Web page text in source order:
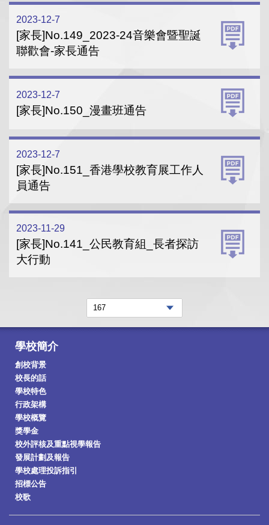
2023-12-7
[家長]No.149_2023-24音樂會暨聖誕
聯歡會-家長通告
2023-12-7
[家長]No.150_漫畫班通告
2023-12-7
[家長]No.151_香港學校教育展工作人
員通告
2023-11-29
[家長]No.141_公民教育組_長者探訪
大行動
學校簡介
創校背景
校長的話
學校特色
行政架構
學校概覽
獎學金
校外評核及重點視學報告
發展計劃及報告
學校處理投訴指引
招標公告
校歌